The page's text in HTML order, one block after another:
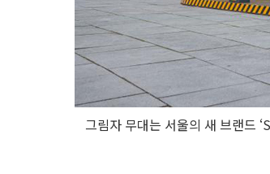
그림자 무대는 서울의 새 브랜드